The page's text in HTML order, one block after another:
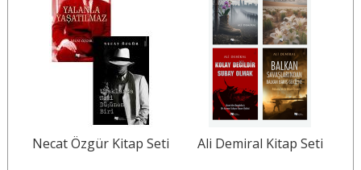
Necat Özgür Kitap Seti Ali Demiral Kitap Seti